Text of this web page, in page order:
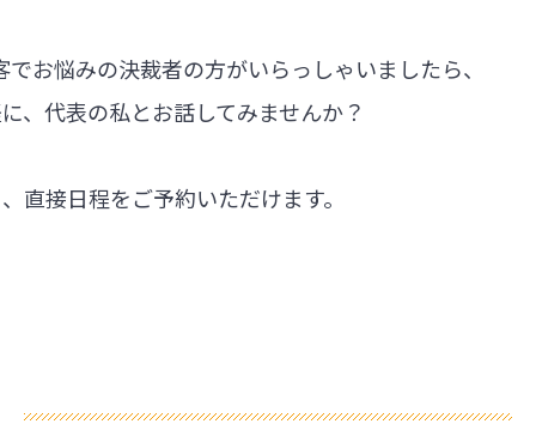
お悩みの決裁者の方がいらっしゃいましたら、
、代表の私とお話してみませんか？
直接日程をご予約いただけます。